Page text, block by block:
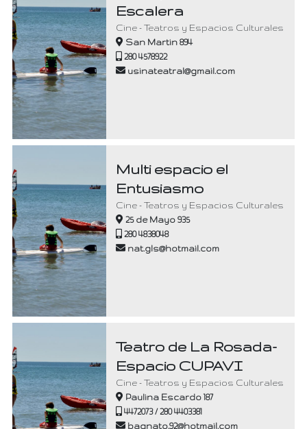
Escalera
Cine - Teatros y Espacios Culturales
San Martin 894
280 4578922
usinateatral@gmail.com
Multi espacio el
Entusiasmo
Cine - Teatros y Espacios Culturales
25 de Mayo 935
280 4838048
nat.gls@hotmail.com
Teatro de La Rosada-
Espacio CUPAVI
Cine - Teatros y Espacios Culturales
Paulina Escardo 187
4472073 / 280 4403381
bagnato.92@hotmail.com